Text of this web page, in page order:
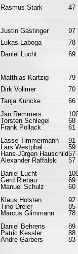
Rasmus Stark
47
Justin Gastinger
97
Lukas Laboga
78
Daniel Lucht
69
Matthias Kartzig
79
Dirk Vollmer
70
Tanja Kuncke
66
Jan Remmers
Torsten Schlegel
68
Frank Pollack
61
Lasse Timmermann
91
Lars Westphal
59
Hans-Jürgen Hauschild57
Alexander Raffalski
57
Daniel Lucht
Gerd Riebau
69
Manuel Schulz
60
Klaus Holsten
92
Tino Dreier
85
Marcus Glimmann
78
Daniel Behrens
89
Patric Kessler
88
Andre Garbers
83